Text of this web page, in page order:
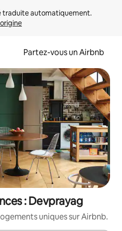
Partez-vous un Airbnb
: Devprayag
uniques sur Airbnb.